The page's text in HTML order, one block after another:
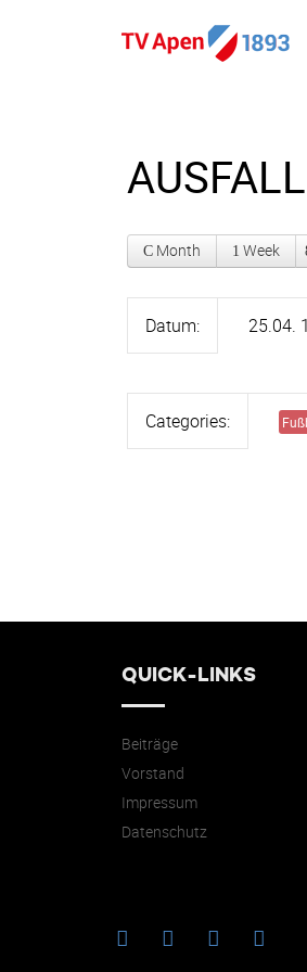
Month Week
Datum: 25.04.
Categories:
QUICK-LINKS
Beiträge
Vorstand
Impressum
Datenschutz